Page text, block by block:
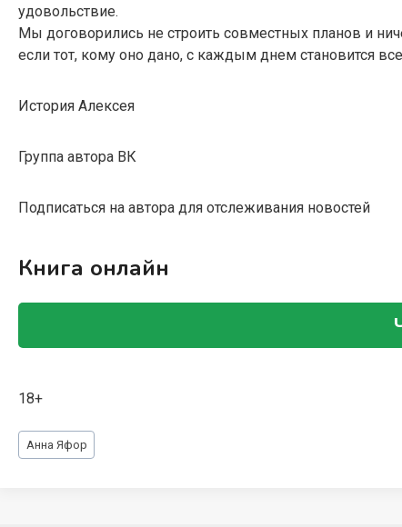
удовольствие.
Мы договорились не строить совместных планов и
если тот, кому оно дано, с каждым днем становится
История Алексея
Группа автора ВК
Подписаться на автора для отслеживания новостей
Книга онлайн
18+
Метки
записи:
Анна Яфор